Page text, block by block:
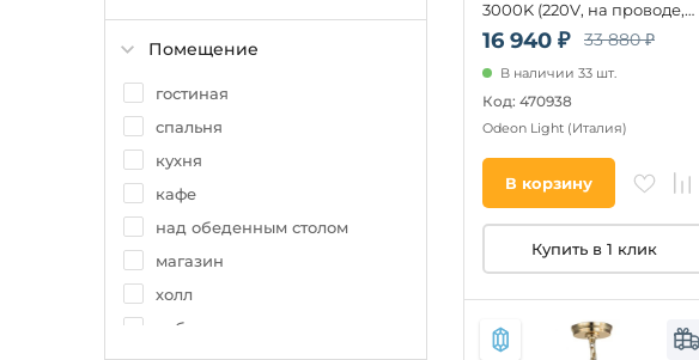
Помещение
гостиная
спальня
кухня
кафе
над обеденным столом
магазин
холл
кабинет
16 940 ₽ 33 880 ₽
3000K (220V, на проводе,
круглые)
В наличии 33 шт.
Код: 470938
Odeon Light (Италия)
В корзину
Купить в 1 клик